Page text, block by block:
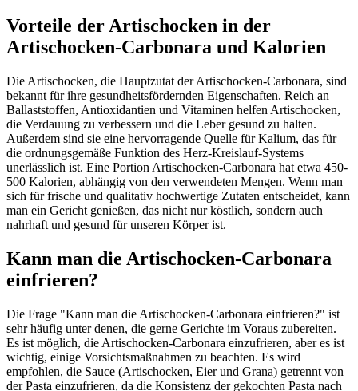
Vorteile der Artischocken in der
Artischocken-Carbonara und Kalorien
Die Artischocken, die Hauptzutat der Artischocken-Carbonara, sind
bekannt für ihre gesundheitsfördernden Eigenschaften. Reich an
Ballaststoffen, Antioxidantien und Vitaminen helfen Artischocken,
die Verdauung zu verbessern und die Leber gesund zu halten.
Außerdem sind sie eine hervorragende Quelle für Kalium, das für
die ordnungsgemäße Funktion des Herz-Kreislauf-Systems
unerlässlich ist. Eine Portion Artischocken-Carbonara hat etwa 450-
500 Kalorien, abhängig von den verwendeten Mengen. Wenn man
sich für frische und qualitativ hochwertige Zutaten entscheidet, kann
man ein Gericht genießen, das nicht nur köstlich, sondern auch
nahrhaft und gesund für unseren Körper ist.
Kann man die Artischocken-Carbonara
einfrieren?
Die Frage "Kann man die Artischocken-Carbonara einfrieren?" ist
sehr häufig unter denen, die gerne Gerichte im Voraus zubereiten.
Es ist möglich, die Artischocken-Carbonara einzufrieren, aber es ist
wichtig, einige Vorsichtsmaßnahmen zu beachten. Es wird
empfohlen, die Sauce (Artischocken, Eier und Grana) getrennt von
der Pasta einzufrieren, da die Konsistenz der gekochten Pasta nach